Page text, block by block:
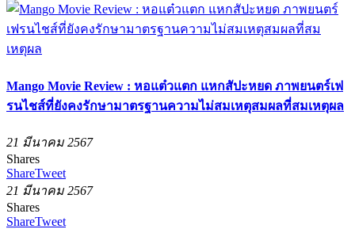
Mango Movie Review : หอแต๋วแตก แหกสัปะหยด ภาพยนตร์เฟ
รนไชส์ที่ยังคงรักษามาตรฐานความไม่สมเหตุสมผลที่สมเหตุผล
21 มีนาคม 2567
Shares
ShareTweet
21 มีนาคม 2567
Shares
ShareTweet